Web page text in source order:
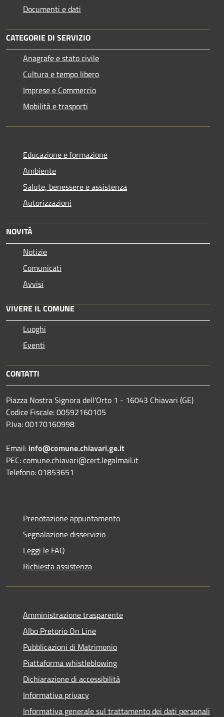
Documenti e dati
CATEGORIE DI SERVIZIO
Anagrafe e stato civile
Cultura e tempo libero
Imprese e Commercio
Mobilità e trasporti
Educazione e formazione
Ambiente
Salute, benessere e assistenza
Autorizzazioni
NOVITÀ
Notizie
Comunicati
Avvisi
VIVERE IL COMUNE
Luoghi
Eventi
CONTATTI
Piazza Nostra Signora dell'Orto 1 - 16043 Chiavari (GE)
Codice Fiscale: 00592160105
P.Iva: 00170160998
Email: info@comune.chiavari.ge.it
PEC: comune.chiavari@cert.legalmail.it
Telefono: 01853651
Prenotazione appuntamento
Segnalazione disservizio
Leggi le FAQ
Richiesta assistenza
Amministrazione trasparente
Albo Pretorio On Line
Pubblicazioni di Matrimonio
Piattaforma whistleblowing
Dichiarazione di accessibilità
Informativa privacy
Informativa generale sul trattamento dei dati personali